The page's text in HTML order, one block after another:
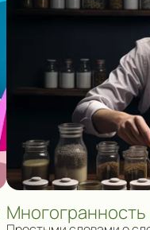
Многогранность